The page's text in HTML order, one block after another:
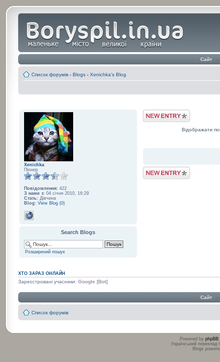
Сайт ‹
Список форумів ‹ Blogs ‹ Xenichka's Blog
Xenichka
Піонер
Повідомлення: 422
З нами з: 04 січня 2010, 16:29
Стать: Дівчина
Blog: View Blog (0)
Search Blogs
Розширений пошук
Post a Blog Entry
Відображати
Post a Blog Entry
ХТО ЗАРАЗ ОНЛАЙН
Зареєстровані учасники: Google [Bot]
Сайт ‹
Список форумів
Powered by phpBB
Український
Blogs